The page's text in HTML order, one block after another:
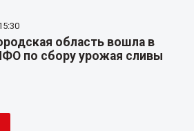
область вошла в
по сбору урожая сливы